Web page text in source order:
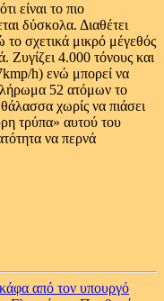
είναι το πιο
δύσκολα. Διαθέτει
σχετικά μικρό μέγεθός
Ζυγίζει 4.000 τόνους και
h) ενώ μπορεί να
52 ατόμων το
χωρίς να πιάσει
τρύπα» αυτού του
να περνά
από τον υπουργό